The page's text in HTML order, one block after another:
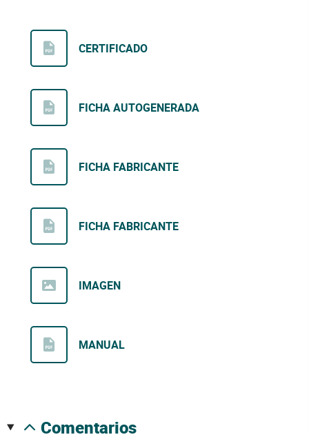
CERTIFICADO
FICHA AUTOGENERADA
FICHA FABRICANTE
FICHA FABRICANTE
IMAGEN
MANUAL
comentarios